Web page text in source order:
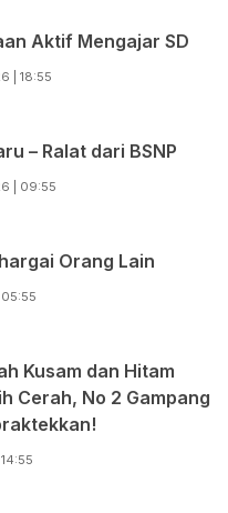
Aktif Mengajar SD
| 18:55
– Ralat dari BSNP
| 09:55
Orang Lain
Kusam dan Hitam
Cerah, No 2 Gampang